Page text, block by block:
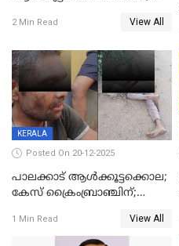
ഊർജ്ജിതമാക്കിമാക്കി
2 Min Read View All
KERALA
Posted On 20-12-2025
പാലക്കാട് ആൾക്കൂട്ടക്കൊല;
കേസ് ക്രൈംബ്രാഞ്ചിന്;
അന്വേഷിക്കും
1 Min Read View All